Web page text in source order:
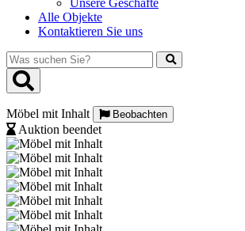
Unsere Geschäfte
Alle Objekte
Kontaktieren Sie uns
Was
suchen
Sie?
Möbel mit Inhalt Beobachten
Auktion beendet